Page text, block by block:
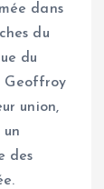
dans
du
du
Geoffroy
union,
un
des